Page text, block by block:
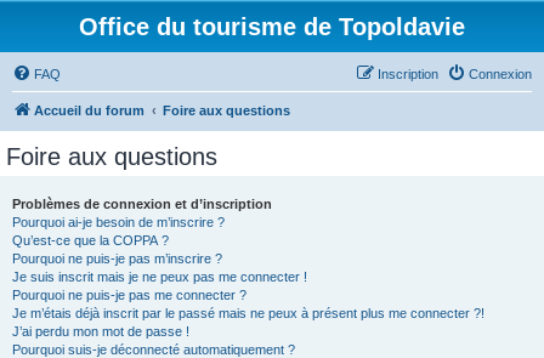
Office du tourisme de Topoldavie
FAQ Connexion
Inscription
Accueil du forum Foire aux questions
Foire aux questions
Problèmes de connexion et d’inscription
Pourquoi ai-je besoin de m’inscrire ?
Qu’est-ce que la COPPA ?
Pourquoi ne puis-je pas m’inscrire ?
Je suis inscrit mais je ne peux pas me connecter !
Pourquoi ne puis-je pas me connecter ?
Je m’étais déjà inscrit par le passé mais ne peux à présent plus me connecter ?!
J’ai perdu mon mot de passe !
Pourquoi suis-je déconnecté automatiquement ?